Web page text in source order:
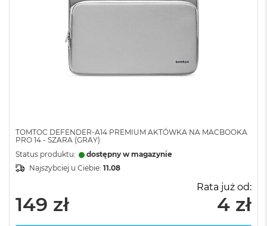
TOMTOC DEFENDER-A14 PREMIUM AKTÓWKA NA MACBOOKA
PRO 14 - SZARA (GRAY)
Status produktu:
dostępny w magazynie
Najszybciej u Ciebie: 11.08
149 zł
Rata już od:
4 zł